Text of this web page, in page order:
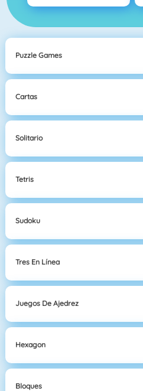
Puzzle Games
Cartas
Solitario
Tetris
Sudoku
Tres En Línea
Juegos De Ajedrez
Hexagon
Bloques